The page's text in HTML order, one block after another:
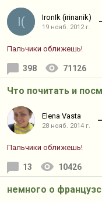
I( IronIk (irinanik)
19 нояб. 2012 г.
Пальчики оближешь!
398 71126
Что почитать и
Elena Vasta
28 нояб. 2014 г.
Пальчики оближешь!
13 10426
немного о